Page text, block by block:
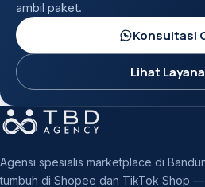
ambil paket.
Konsultasi
Lihat
Agensi spesialis marketplace di
tumbuh di Shopee dan TikTok Shop